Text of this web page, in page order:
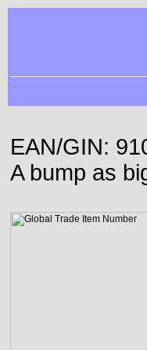
EAN/GIN:
A bump as